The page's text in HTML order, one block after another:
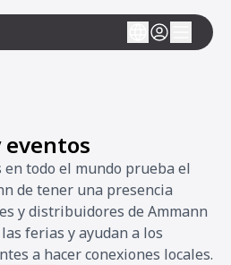
eventos
todo el mundo prueba el
de tener una presencia
y distribuidores de Ammann
ferias y ayudan a los
a hacer conexiones locales.